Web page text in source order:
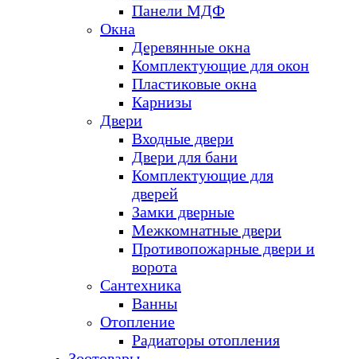
Панели МДФ
Окна
Деревянные окна
Комплектующие для окон
Пластиковые окна
Карнизы
Двери
Входные двери
Двери для бани
Комплектующие для
дверей
Замки дверные
Межкомнатные двери
Противопожарные двери и
ворота
Сантехника
Ванны
Отопление
Радиаторы отопления